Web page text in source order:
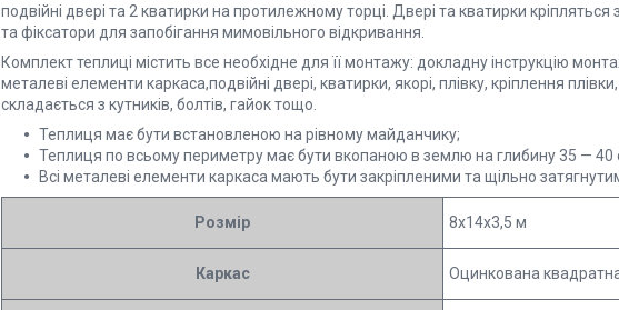
подвійні двері та 2 кватирки на протилежному торці. Двері та кватирки
та фіксатори для запобігання мимовільного відкривання.
Комплект теплиці містить все необхідне для її монтажу: докладну інструкцію
металеві елементи каркаса,подвійні двері, кватирки, якорі, плівку, кріплення
складається з кутників, болтів, гайок тощо.
Теплиця має бути встановленою на рівному майданчику;
Теплиця по всьому периметру має бути вкопаною в землю на глибину 35 — 40
Всі металеві елементи каркаса мають бути закріпленими та щільно
Розмір 8x14x3,5 м
Каркас Оцинкована